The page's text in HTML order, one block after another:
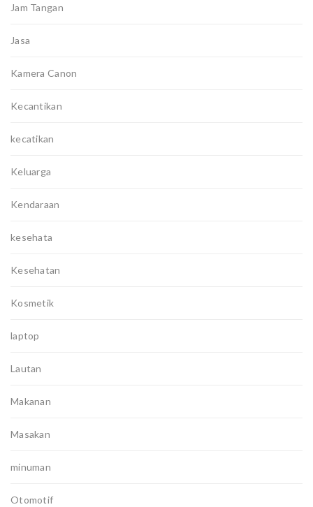
Jam Tangan
Jasa
Kamera Canon
Kecantikan
kecatikan
Keluarga
Kendaraan
kesehata
Kesehatan
Kosmetik
laptop
Lautan
Makanan
Masakan
minuman
Otomotif